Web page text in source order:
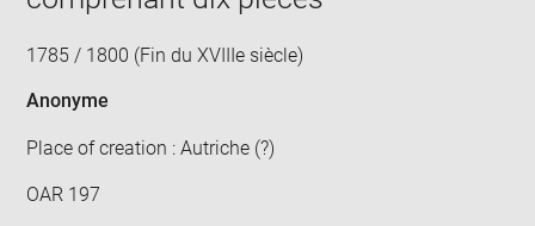
1785 / 1800 (Fin du XVIIIe siècle)
Anonyme
Place of creation : Autriche (?)
OAR 197